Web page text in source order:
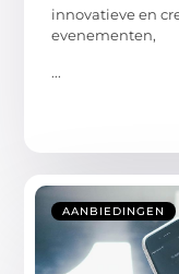
innovatieve en
evenementen,
...
AANBIEDINGEN